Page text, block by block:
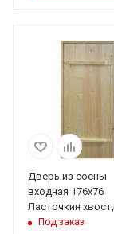
Дверь из сосны
входная 176х76
Ласточкин хвост,
Банный Перец
Под заказ